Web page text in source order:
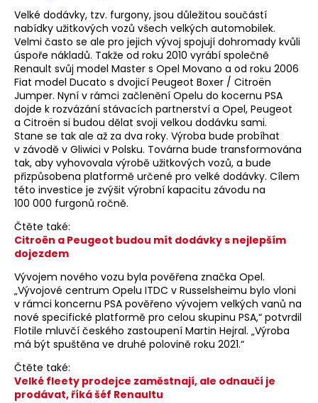
Velké dodávky, tzv. furgony, jsou důležitou součástí
nabídky užitkových vozů všech velkých automobilek.
Velmi často se ale pro jejich vývoj spojují dohromady kvůli
úspoře nákladů. Takže od roku 2010 vyrábí společně
Renault svůj model Master s Opel Movano a od roku 2006
Fiat model Ducato s dvojicí Peugeot Boxer / Citroën
Jumper. Nyní v rámci začlenění Opelu do kocernu PSA
dojde k rozvázání stávacích partnerství a Opel, Peugeot
a Citroën si budou dělat svoji velkou dodávku sami.
Stane se tak ale až za dva roky. Výroba bude probíhat
v závodě v Gliwici v Polsku. Továrna bude transformována
tak, aby vyhovovala výrobě užitkových vozů, a bude
přizpůsobena platformě určené pro velké dodávky. Cílem
této investice je zvýšit výrobní kapacitu závodu na
100 000 furgonů ročně.
Čtěte také:
Citroën a Peugeot budou mít dodávky s nejlepším
dojezdem
Vývojem nového vozu byla pověřena značka Opel.
„Vývojové centrum Opelu ITDC v Russelsheimu bylo vloni
v rámci koncernu PSA pověřeno vývojem velkých vanů na
nové specifické platformě pro celou skupinu PSA,“ potvrdil
Flotile mluvčí českého zastoupení Martin Hejral. „Výroba
má být spuštěna ve druhé polovině roku 2021.“
Čtěte také:
Velké fleety prodejce zaměstnají, ale odnaučí je
prodávat, říká šéf Renaultu